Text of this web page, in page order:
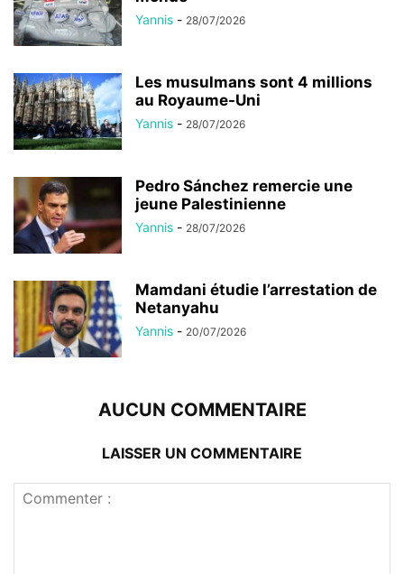
Yannis - 28/07/2026
Les musulmans sont 4 millions
au Royaume-Uni
Yannis - 28/07/2026
Pedro Sánchez remercie une
jeune Palestinienne
Yannis - 28/07/2026
Mamdani étudie l’arrestation de
Netanyahu
Yannis - 20/07/2026
AUCUN COMMENTAIRE
LAISSER UN COMMENTAIRE